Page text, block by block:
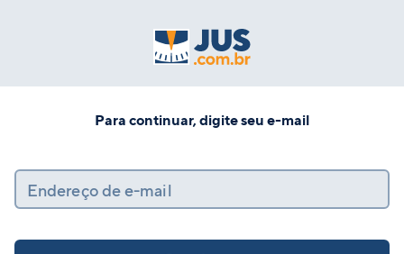
Para continuar, digite seu e-mail
Endereço de e-mail